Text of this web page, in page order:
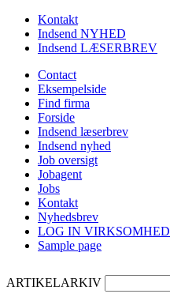
Kontakt
Indsend NYHED
Indsend LÆSERBREV
Contact
Eksempelside
Find firma
Forside
Indsend læserbrev
Indsend nyhed
Job oversigt
Jobagent
Jobs
Kontakt
Nyhedsbrev
LOG IN VIRKSOMHED
Sample page
ARTIKELARKIV